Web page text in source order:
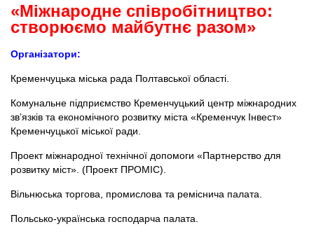
«Міжнародне співробітництво:
створюємо майбутнє разом»
Організатори:
Кременчуцька міська рада Полтавської області.
Комунальне підприємство Кременчуцький центр міжнародних
зв’язків та економічного розвитку міста «Кременчук Інвест»
Кременчуцької міської ради.
Проект міжнародної технічної допомоги «Партнерство для
розвитку міст». (Проект ПРОМІС).
Вільнюська торгова, промислова та реміснича палата.
Польсько-українська господарча палата.